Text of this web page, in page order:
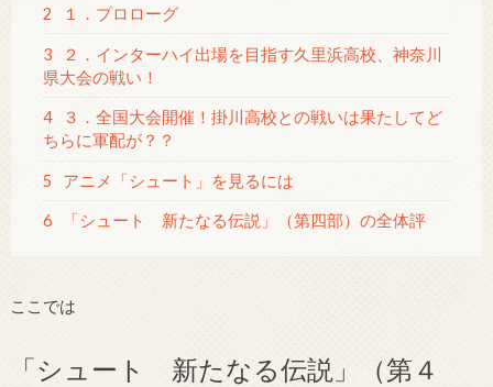
2 １．プロローグ
3
２．インターハイ出場を目指す久里浜高校、神奈川
県大会の戦い！
4
３．全国大会開催！掛川高校との戦いは果たしてど
ちらに軍配が？？
5 アニメ「シュート」を見るには
6 「シュート 新たなる伝説」（第四部）の全体評
ここでは
「シュート 新たなる伝説」（第４